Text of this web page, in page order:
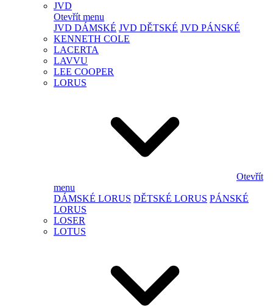
JVD
Otevřít menu
JVD DÁMSKÉ JVD DĚTSKÉ JVD PÁNSKÉ
KENNETH COLE
LACERTA
LAVVU
LEE COOPER
LORUS
Otevřít
menu
DÁMSKÉ LORUS DĚTSKÉ LORUS PÁNSKÉ
LORUS
LOSER
LOTUS